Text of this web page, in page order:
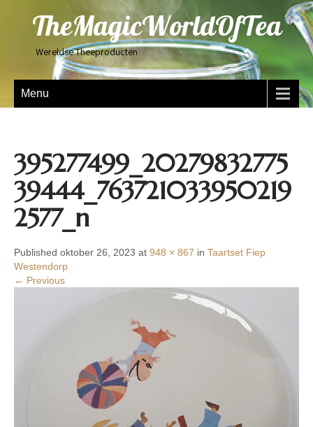
TheMagicWorldOfTea
Wereldse Theeproducten
Menu
395277499_20279832775
39444_763721033950219
2577_n
Published oktober 26, 2023 at 948 × 867 in Taartset Fiep
Westendorp
← Previous